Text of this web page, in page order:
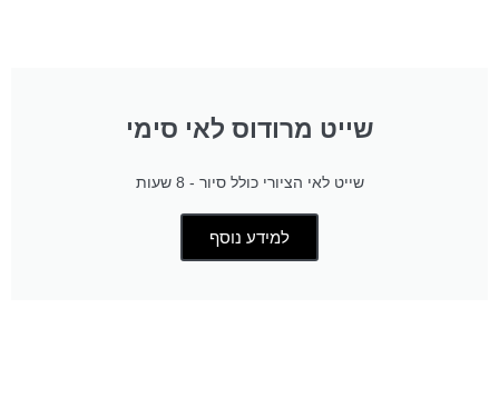
שייט מרודוס לאי סימי
שייט לאי הציורי כולל סיור - 8 שעות
למידע נוסף